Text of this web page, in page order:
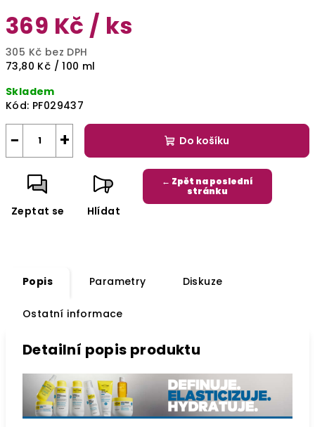
369 Kč / ks
305 Kč bez DPH
Měrná
73,80 Kč / 100 ml
Skladem
Kód: PF029437
+
− Do košíku
Zeptat se Hlídat
← Zpět na poslední
stránku
Popis Parametry Diskuze
Ostatní informace
Detailní popis produktu